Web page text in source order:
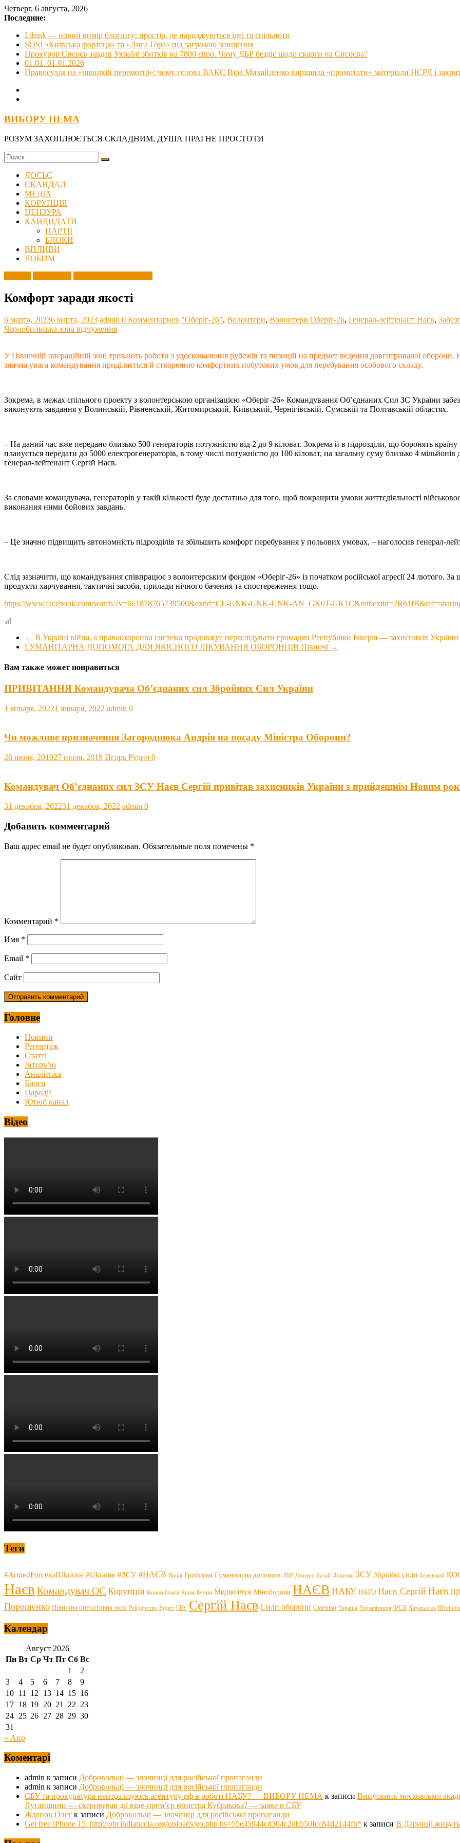
Skip
to
Четверг, 6 августа, 2026
Последние:
Libink — новий вимір блогінгу: простір, де народжуються ідеї та спільноти
SOS! «Київська фортеця» та «Лиса Гора» під загрозою знищення
Прокурор Сисоєв завдав Україні збитків на 7800 євро. Чому ДБР бездіє щодо скарги на Сисоєва?
01.01. 01.01.2026
Правосуддя на «швидкій перемотці»: чому голова ВАКС Віра Михайленко вирішила «промотати» матеріали НСРД і
ВИБОРУ НЕМА
РОЗУМ ЗАХОПЛЮЄТЬСЯ СКЛАДНИМ, ДУША ПРАГНЕ ПРОСТОТИ
ДОСЬЄ
СКАНДАЛ
МЕДІА
КОРУПЦІЯ
ЦЕНЗУРА
КАНДИДАТИ
ПАРТІЇ
БЛОКИ
ВПЛИВИ
ЛОБІЗМ
Комфорт заради якості
6 марта, 20236 марта, 2023 admin 0 Комментариев "Оберіг-26", Волонтери, Волонтери Оберіг-26, Генерал-лейтенант Наєв,
Чернобильська зона відчуження
У Північній операційній зоні тривають роботи з удосконалення рубежів та позицій на предмет ведення довготривалої
значна увага командування приділяється й створенню комфортних побутових умов для перебування особового складу.
Зокрема, в межах спільного проекту з волонтерською організацією «Оберіг-26» Командування Об’єднаних Сил ЗС України
виконують завдання у Волинській, Рівненській, Житомирський, Київський, Чернігівській, Сумській та Полтавській областях.
– На даний час вже передано близько 500 генераторів потужністю від 2 до 9 кіловат. Зокрема й в підрозділи, що боронять
планується передати до 5000 електрогенераторів, в тому числі потужністю до 100 кіловат, на загальну суму близько 4
генерал-лейтенант Сергій Наєв.
За словами командувача, генераторів у такій кількості буде достатньо для того, щоб покращити умови життєдіяльності
виконання ними бойових завдань.
– Це значно підвищить автономність підрозділів та збільшить комфорт перебування у польових умовах, – наголосив генерал-
Слід зазначити, що командування співпрацює з волонтерським фондом «Оберіг-26» із початком російської агресії 24 лютого.
продукти харчування, тактичні засоби, прилади нічного бачення та спостереження тощо.
https://www.facebook.com/watch/?v=661878765739500&extid=CL-UNK-UNK-UNK-AN_GK0T-
← В Україні війна, а правоохоронна система продовжує переслідувати громадян Республіки Ічкерія — захисників України
ГУМАНІТАРНА ДОПОМОГА ДЛЯ ЯКІСНОГО ЛІКУВАННЯ ОБОРОНЦІВ Півночі →
Вам также может понравиться
ПРИВІТАННЯ Командувача Об’єднаних сил Збройних Сил України
1 января, 20221 января, 2022 admin 0
Чи можливе призначення Загороднюка Андрія на посаду Міністра Оборони?
26 июля, 201927 июля, 2019 Игорь Рудич 0
Командувач Об’єднаних сил ЗСУ Наєв Сергій привітав захисників України з прийдешнім Новим
31 декабря, 202231 декабря, 2022 admin 0
Добавить комментарий
Ваш адрес email не будет опубликован. Обязательные поля помечены *
Комментарий *
Имя *
Email *
Сайт
Головне
Новини
Репортаж
Статті
Інтерв’ю
Аналітика
Блоги
Пародії
Ютюб канал
Відео
Теги
#ArmedForcesofUkraine #Ukraine #ЗСУ #НАЄВ Вірші Гройсман Гуманітарна допомога ДБР Дмитро Бугай Доценко ЗСУ Збройні сили Зеленский
Наєв Командувач ОС Корупція Коцько Ольга Крим Кучин Медведчук Міноборони НАЄВ НАБУ НАТО Наєв Сергій Наєв
Порошенко Північна оперативна зона Рейдерство Рудич СБУ Сергій Наєв Сили оборони Смешко Україна Укрзалізниця ФСБ Харахаліль
Календар
Август 2026
Пн Вт Ср Чт Пт Сб Вс
1
2
3
4 5 6 7 8
9
10 11 12 13 14 15 16
17 18 19 20 21 22 23
24 25 26 27 28 29 30
31
« Апр
Коментарі
admin к записи Добровольці — злочинці для російської пропаганди
admin к записи Добровольці — злочинці для російської пропаганди
СБУ та прокуратура нейтралізують агентуру рф в роботі НАБУ? — ВИБОРУ НЕМА к записи Випускник московської
Луганщини — скеровував дії віце-прем’єр міністра Кубракова? — заява в СБУ
Жданов Олег к записи Добровольці — злочинці для російської пропаганди
Get free iPhone 15: http://obcindianccia.org/uploads/go.php hs=55e45944cd304c2db550fcc84d2144fb* к записи В Дарниці живуть